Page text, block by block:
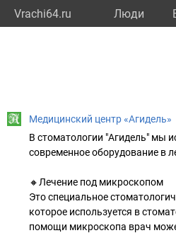
Vrachi64.ru Люди
Медицинский центр «Агидель»
В стоматологии "Агидель" мы
современное оборудование в
🔸Лечение под микроскопом
Это специальное
которое используется в
помощи микроскопа врач